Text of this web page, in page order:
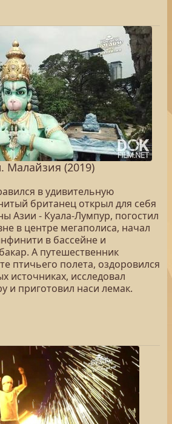
Малайзия (2019)
в удивительную
британец открыл для себя
Азии - Куала-Лумпур, погостил
в центре мегаполиса, начал
в бассейне и
А путешественник
птичьего полета, оздоровился
источниках, исследовал
и приготовил наси лемак.